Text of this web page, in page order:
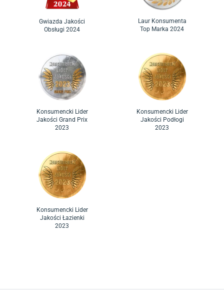
Gwiazda Jakości
Obsługi 2024
Laur Konsumenta
Top Marka 2024
Konsumencki Lider
Jakości Grand Prix
2023
Konsumencki Lider
Jakości Podłogi
2023
Konsumencki Lider
Jakości Łazienki
2023